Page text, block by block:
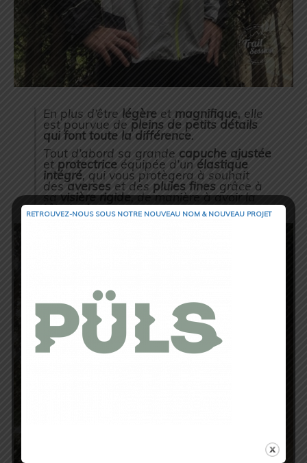
En plus d’être légère et magnifique, elle
est pourvue de pleins de petits détails
qui font toute la différence.
Tout d’abord sa grande capuche ajustée
et protectrice équipée d’unélastique
intégré, qui vous protègera à souhait
desaverses et des pluies fines grâce à
savisière rigide, de manière à avoir la
tête toujours au sec.
RETROUVEZ-NOUS SOUS NOTRE NOUVEAU NOM & NOUVEAU PROJET